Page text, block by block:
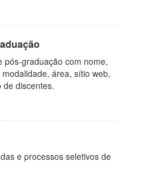
pós-graduação com nome,
área, sítio web,
de discentes.
e processos seletivos de